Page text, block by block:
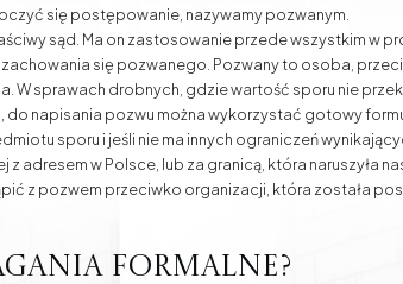
się postępowanie, nazywamy pozwanym.
sąd. Ma on zastosowanie przede wszystkim w
się pozwanego. Pozwany to osoba,
sprawach drobnych, gdzie wartość sporu nie
napisania pozwu można wykorzystać gotowy
sporu i jeśli nie ma innych ograniczeń
w Polsce, lub za granicą, która naruszyła
z pozwem przeciwko organizacji, która została
formalne?